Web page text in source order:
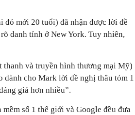
đó mới 20 tuổi) đã nhận được lời đề
danh tính ở New York. Tuy nhiên,
thanh và truyền hình thương mại Mỹ)
dành cho Mark lời đề nghị thâu tóm 1
giá hơn nhiều”.
số 1 thế giới và Google đều đưa